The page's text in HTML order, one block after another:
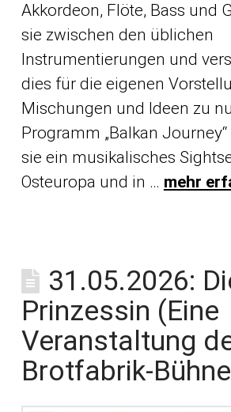
Akkordeon, Flöte, Bass und
sie zwischen den üblichen
Instrumentierungen und
dies für die eigenen
Mischungen und Ideen zu
Programm „Balkan
sie ein musikalisches
Osteuropa und in … mehr
31.05.2026:
Prinzessin (Eine
Veranstaltung
Brotfabrik-